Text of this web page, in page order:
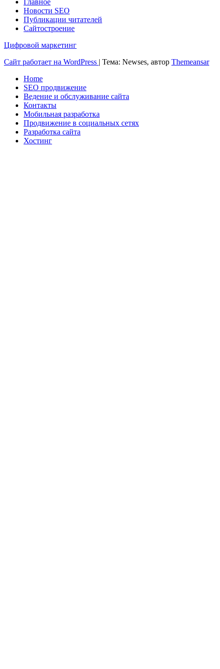
Новости SEO
Публикации читателей
Сайтостроение
Цифровой маркетинг
Сайт работает на WordPress | Тема: Newses, автор Themeansar
Home
SEO продвижение
Ведение и обслуживание сайта
Контакты
Мобильная разработка
Продвижение в социальных сетях
Разработка сайта
Хостинг